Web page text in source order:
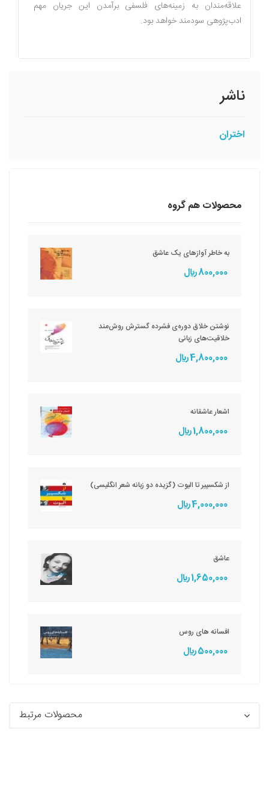
علاقه‌مندان به زمینه‌های فلسفی برآمدن این جریان مهم
ادب‌‌پژوهی سودمند خواهد بود.
ناشر
اختران
محصولات هم گروه
به خاطر آوازهای یک عاشق
800,000 ريال
نوشتن خلاق دوره‌ی فشرده گسترش روش‌مند
خلاقیت‌های زبانی
4,800,000 ريال
اشعار عاشقانه
1,800,000 ريال
از شکسپیر تا الیوت (گزیده دو زبانه شعر انگلیسی)
4,000,000 ريال
عاشق
1,650,000 ريال
افسانه های روس
500,000 ريال
محصولات مرتبط